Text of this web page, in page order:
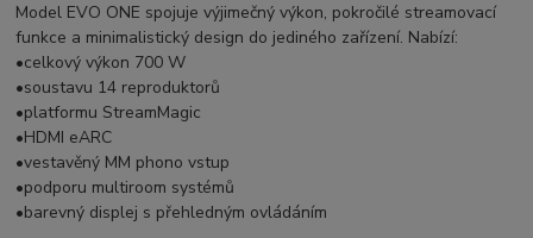
Model EVO ONE spojuje výjimečný výkon, pokročilé streamovací
funkce a minimalistický design do jediného zařízení. Nabízí:
•celkový výkon 700 W
•soustavu 14 reproduktorů
•platformu StreamMagic
•HDMI eARC
•vestavěný MM phono vstup
•podporu multiroom systémů
•barevný displej s přehledným ovládáním